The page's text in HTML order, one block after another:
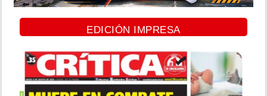
EDICIÓN IMPRESA